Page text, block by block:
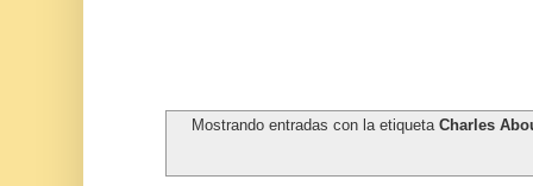
Mostrando entradas con la etiqueta Charles